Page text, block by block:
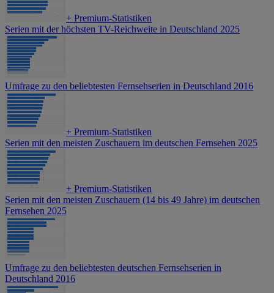
+ Premium-Statistiken
Serien mit der höchsten TV-Reichweite in Deutschland 2025
Umfrage zu den beliebtesten Fernsehserien in Deutschland 2016
+ Premium-Statistiken
Serien mit den meisten Zuschauern im deutschen Fernsehen 2025
+ Premium-Statistiken
Serien mit den meisten Zuschauern (14 bis 49 Jahre) im deutschen
Fernsehen 2025
Umfrage zu den beliebtesten deutschen Fernsehserien in
Deutschland 2016